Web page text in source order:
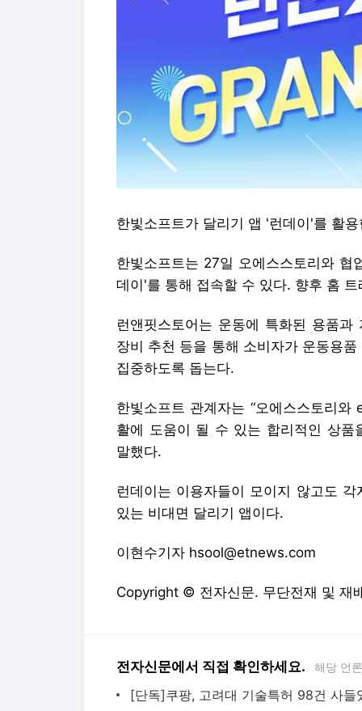
한빛소프트가 달리기 앱 '런데이'를 활
한빛소프트는 27일 오에스스토리와
데이'를 통해 접속할 수 있다. 향후 홈
런앤핏스토어는 운동에 특화된 용품
장비 추천 등을 통해 소비자가 운동용
집중하도록 돕는다.
한빛소프트 관계자는 “오에스스토리와
활에 도움이 될 수 있는 합리적인 상품
말했다.
런데이는 이용자들이 모이지 않고도
있는 비대면 달리기 앱이다.
이현수기자 hsool@etnews.com
Copyright © 전자신문. 무단전재 및 재
전자신문에서 직접 확인하세요. 해당 언
[단독]쿠팡, 고려대 기술특허 98건 사들